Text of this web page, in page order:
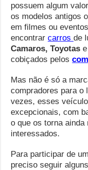
possuem algum
os modelos antigos
em filmes ou
encontrarcarrosde
Camaros, Toyotas
cobiçados pelos
Mas não é só a
compradores para o
vezes, esses
excepcionais, com
o que os torna
interessados.
Para participar de
preciso seguir